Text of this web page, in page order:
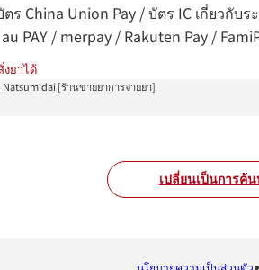
ตร China Union Pay / บัตร IC เกี่ยว
PAY / merpay / Rakuten Pay /
ยาได้
เปลี่ยนเป็นการค้
[ร้านขายยาการจ่ายยา]
นโยบายความเป็นส่วนตัว